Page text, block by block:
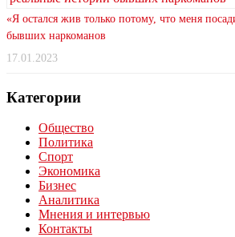
«Я остался жив только потому, что меня
бывших наркоманов
17.01.2023
Категории
Общество
Политика
Спорт
Экономика
Бизнес
Аналитика
Мнения и интервью
Контакты